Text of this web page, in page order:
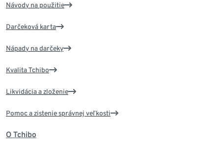
Návody na použitie
Darčeková karta
Nápady na darčeky
Kvalita Tchibo
Likvidácia a zloženie
Pomoc a zistenie správnej veľkosti
O Tchibo